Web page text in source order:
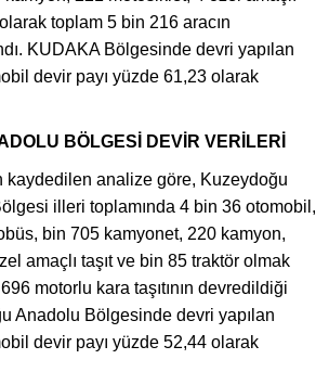
toplam 5 bin 216 aracın
KUDAKA Bölgesinde devri yapılan
devir payı yüzde 61,23 olarak
BÖLGESİ DEVİR VERİLERİ
kaydedilen analize göre, Kuzeydoğu
illeri toplamında 4 bin 36 otomobil,
bin 705 kamyonet, 220 kamyon,
amaçlı taşıt ve bin 85 traktör olmak
motorlu kara taşıtının devredildiği
Anadolu Bölgesinde devri yapılan
devir payı yüzde 52,44 olarak